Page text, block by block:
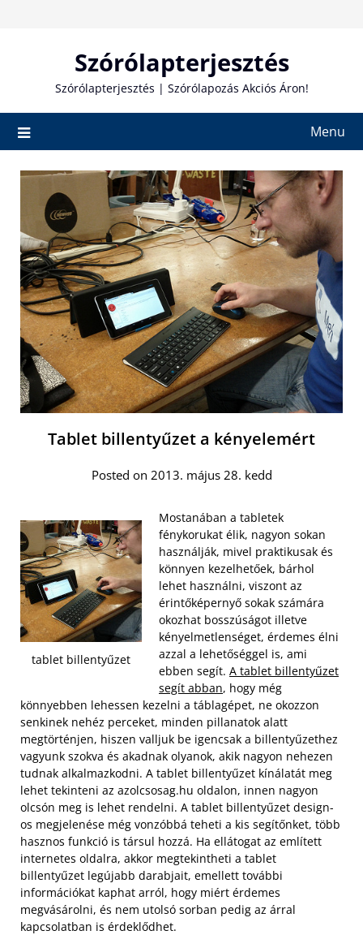
Szórólapterjesztés
Szórólapterjesztés | Szórólapozás Akciós Áron!
Menu
Tablet billentyűzet a kényelemért
Posted on 2013. május 28. kedd
tablet billentyűzet
Mostanában a tabletek
fénykorukat élik, nagyon sokan
használják, mivel praktikusak és
könnyen kezelhetőek, bárhol
lehet használni, viszont az
érintőképernyő sokak számára
okozhat bosszúságot illetve
kényelmetlenséget, érdemes élni
azzal a lehetőséggel is, ami
ebben segít. A tablet billentyűzet
segít abban, hogy még
könnyebben lehessen kezelni a táblagépet, ne okozzon
senkinek nehéz perceket, minden pillanatok alatt
megtörténjen, hiszen valljuk be igencsak a billentyűzethez
vagyunk szokva és akadnak olyanok, akik nagyon nehezen
tudnak alkalmazkodni. A tablet billentyűzet kínálatát meg
lehet tekinteni az azolcsosag.hu oldalon, innen nagyon
olcsón meg is lehet rendelni. A tablet billentyűzet design-
os megjelenése még vonzóbbá teheti a kis segítőnket, több
hasznos funkció is társul hozzá. Ha ellátogat az említett
internetes oldalra, akkor megtekintheti a tablet
billentyűzet legújabb darabjait, emellett további
információkat kaphat arról, hogy miért érdemes
megvásárolni, és nem utolsó sorban pedig az árral
kapcsolatban is érdeklődhet.